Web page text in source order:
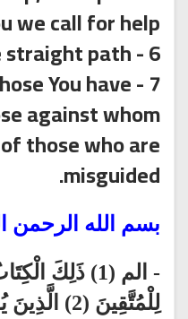
we call for help.
6 - Guide us to the straight path.
You have
against whom
those who are
misguided.
بسم الله الرحمن
- الم (1) ذَلِكَ
لِلْمُتَّقِينَ (2)